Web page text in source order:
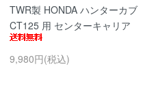
TWR製 HONDA ハンターカブ
CT125 用 センターキャリア
9,980円(税込)